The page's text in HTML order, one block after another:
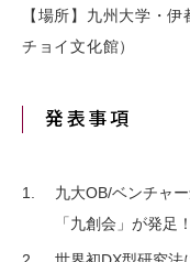
【場所】九州大学・
チョイ文化館）
発表事項
1.
九大OB/ベンチャ
「九創会」が発足！